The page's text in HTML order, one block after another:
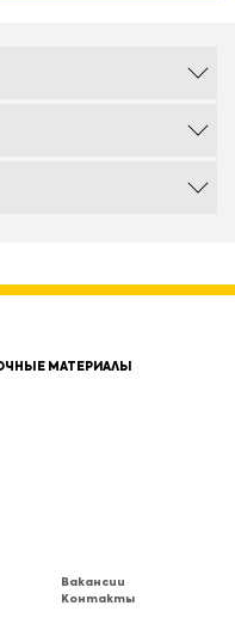
МАТЕРИАЛЫ
Вакансии
Контакты